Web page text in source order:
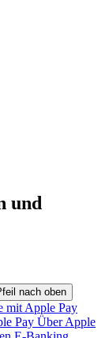
und
mit Apple Pay
Pay Über Apple